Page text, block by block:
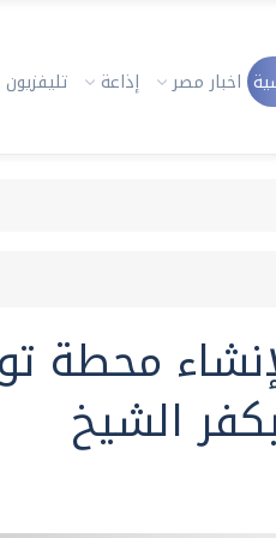
اخبار مصر إذاعة تليفزيون
محطة